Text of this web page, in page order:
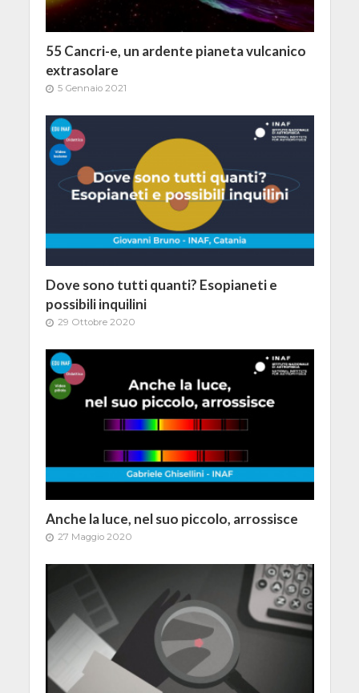
55 Cancri-e, un ardente pianeta vulcanico
extrasolare
5 Gennaio 2021
Dove sono tutti quanti? Esopianeti e
possibili inquilini
29 Ottobre 2020
Anche la luce, nel suo piccolo, arrossisce
27 Maggio 2020